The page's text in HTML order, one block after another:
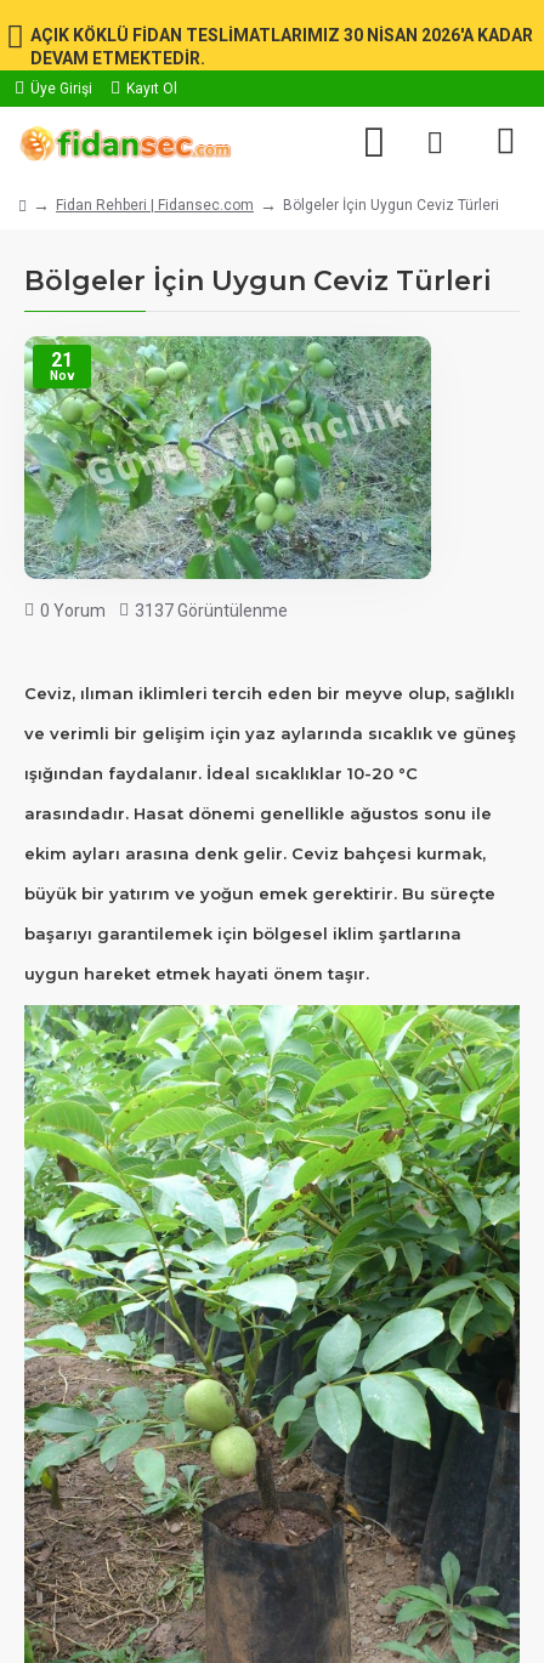
AÇIK KÖKLÜ FİDAN TESLİMATLARIMIZ 30 NİSAN 2026'A KADAR
DEVAM ETMEKTEDİR.
Üye Girişi Kayıt Ol
Fidan Rehberi | Fidansec.com Bölgeler İçin Uygun Ceviz Türleri
Bölgeler İçin Uygun Ceviz Türleri
21
Nov
0 Yorum 3137 Görüntülenme
Ceviz, ılıman iklimleri tercih eden bir meyve olup, sağlıklı
ve verimli bir gelişim için yaz aylarında sıcaklık ve güneş
ışığından faydalanır. İdeal sıcaklıklar 10-20 °C
arasındadır. Hasat dönemi genellikle ağustos sonu ile
ekim ayları arasına denk gelir. Ceviz bahçesi kurmak,
büyük bir yatırım ve yoğun emek gerektirir. Bu süreçte
başarıyı garantilemek için bölgesel iklim şartlarına
uygun hareket etmek hayati önem taşır.